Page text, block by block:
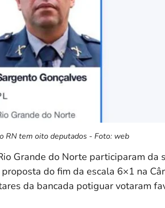
RN tem oito deputados - Foto: web
Grande do Norte participaram da
do fim da escala 6×1 na
da bancada potiguar votaram